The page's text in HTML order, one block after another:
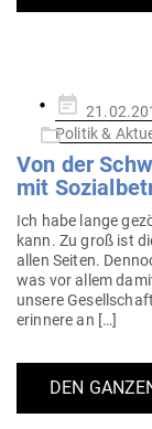
Gepostet
am
Politik &
Von der
mit
Ich habe lange
kann. Zu groß ist
allen Seiten.
was vor allem
unsere
erinnere an […]
DEN